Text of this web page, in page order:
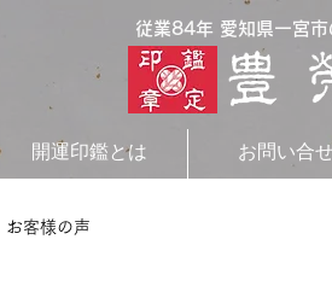
従業84年 愛知県一宮
開運印鑑とは お問い合せ
お客様の声